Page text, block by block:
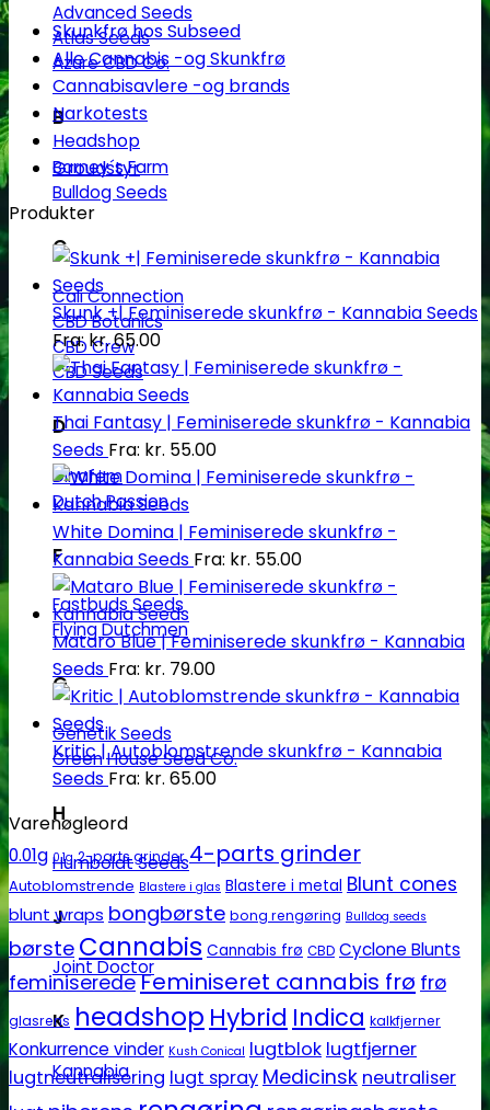
Advanced Seeds
Atlas Seeds
Azure CBD Co.
B
Barney´s Farm
Bulldog Seeds
C
Cali Connection
CBD Botanics
CBD Crew
CBD Seeds
D
Dinafem
Dutch Passion
F
Fastbuds Seeds
Flying Dutchmen
G
Genetik Seeds
Green House Seed Co.
H
Humboldt Seeds
J
Joint Doctor
K
Kannabia
Skunkfrø hos Subseed
Alle Cannabis -og Skunkfrø
Cannabisavlere -og brands
Narkotests
Headshop
Groudstyr
Produkter
Skunk +| Feminiserede skunkfrø - Kannabia Seeds
Fra:kr.65.00
Thai Fantasy | Feminiserede skunkfrø - Kannabia
Seeds Fra: kr. 55.00
White Domina | Feminiserede skunkfrø -
Kannabia Seeds Fra: kr. 55.00
Mataro Blue | Feminiserede skunkfrø - Kannabia
Seeds Fra: kr. 79.00
Kritic | Autoblomstrende skunkfrø - Kannabia
Seeds Fra: kr. 65.00
Varenøgleord
0.01g 0.1g 2-parts grinder 4-parts grinder
Autoblomstrende Blastere i glas Blastere i metal Blunt cones
blunt wraps bongbørste bong rengøring Bulldog seeds
børste Cannabis Cannabis frø CBD Cyclone Blunts
feminiseredeFeminiseret cannabis frø frø
glasrens headshop Hybrid Indica kalkfjerner
Konkurrence vinder Kush Conical lugtblok lugtfjerner
lugtneutralisering lugt spray Medicinsk neutraliser